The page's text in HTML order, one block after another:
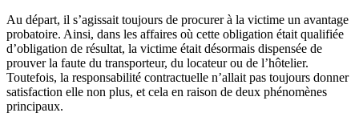
Au départ, il s’agissait toujours de procurer à la victime un avantage
probatoire. Ainsi, dans les affaires où cette obligation était qualifiée
d’obligation de résultat, la victime était désormais dispensée de
prouver la faute du transporteur, du locateur ou de l’hôtelier.
Toutefois, la responsabilité contractuelle n’allait pas toujours donner
satisfaction elle non plus, et cela en raison de deux phénomènes
principaux.